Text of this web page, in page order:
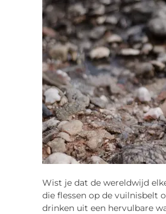
Wist je dat de wereldwijd
die flessen op de vuilnisbelt
drinken uit een hervulbare